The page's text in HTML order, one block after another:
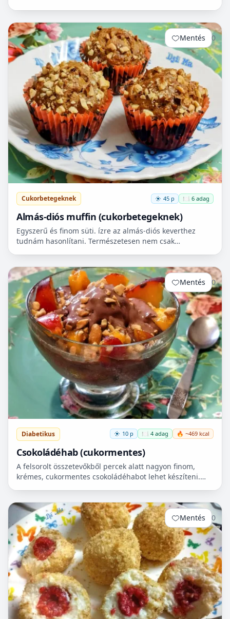
Mentés 0
Cukorbetegeknek 45 p 🍽️ 6 adag
Almás-diós muffin (cukorbetegeknek)
Egyszerű és finom süti. ízre az almás-diós keverthez
tudnám hasonlítani. Természetesen nem csak
Mentés 0
Diabetikus 10 p 🍽️ 4 adag 🔥 ~469 kcal
Csokoládéhab (cukormentes)
A felsorolt összetevőkből percek alatt nagyon finom,
krémes, cukormentes csokoládéhabot lehet készíteni.
Mentés 0